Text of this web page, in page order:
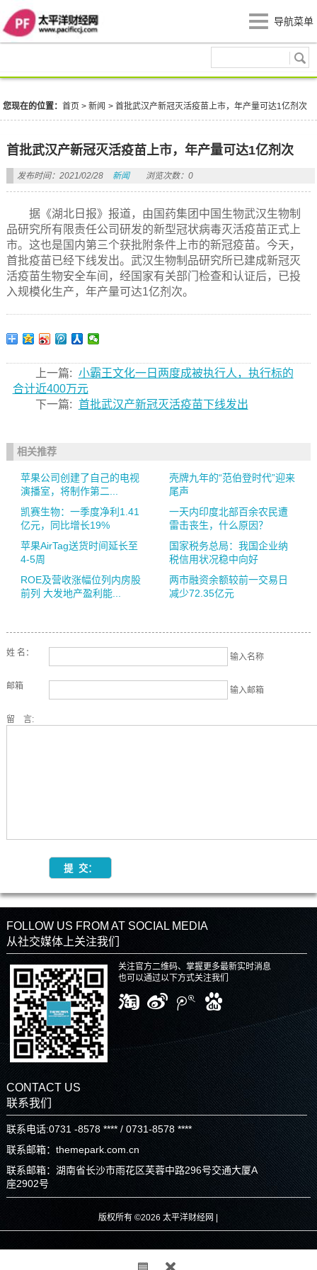
导航菜单
您现在的位置：首页 >新闻 >首批武汉产新冠灭活疫苗上市，年产量可达1亿剂次
首批武汉产新冠灭活疫苗上市，年产量可达1亿剂次
发布时间：2021/02/28 新闻 浏览次数：0
据《湖北日报》报道，由国药集团中国生物武汉生物制
品研究所有限责任公司研发的新型冠状病毒灭活疫苗正式上
市。这也是国内第三个获批附条件上市的新冠疫苗。今天，
首批疫苗已经下线发出。武汉生物制品研究所已建成新冠灭
活疫苗生物安全车间，经国家有关部门检查和认证后，已投
入规模化生产，年产量可达1亿剂次。
上一篇: 小霸王文化一日两度成被执行人，执行标的
合计近400万元
下一篇: 首批武汉产新冠灭活疫苗下线发出
相关推荐
苹果公司创建了自己的电视
演播室，将制作第二...
壳牌九年的“范伯登时代”迎来
尾声
凯赛生物：一季度净利1.41
亿元，同比增长19%
一天内印度北部百余农民遭
雷击丧生，什么原因？
苹果AirTag送货时间延长至
4-5周
国家税务总局：我国企业纳
税信用状况稳中向好
ROE及营收涨幅位列内房股
前列 大发地产盈利能...
两市融资余额较前一交易日
减少72.35亿元
姓 名： 输入名称
邮箱 输入邮箱
留 言:
FOLLOW US FROM AT SOCIAL MEDIA
从社交媒体上关注我们
关注官方二维码、掌握更多最新实时消息
也可以通过以下方式关注我们
CONTACT US
联系我们
联系电话:0731 -8578 **** / 0731-8578 ****
联系邮箱：themepark.com.cn
联系邮箱：湖南省长沙市雨花区芙蓉中路296号交通大厦A
座2902号
版权所有 ©2026 太平洋财经网 |